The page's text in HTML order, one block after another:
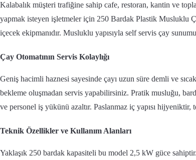
Kalabalık müşteri trafiğine sahip cafe, restoran, kantin ve
yapmak isteyen işletmeler için 250 Bardak Plastik Musluklu
içecek ekipmanıdır. Musluklu yapısıyla self servis çay
Çay Otomatının Servis Kolaylığı
Geniş hacimli haznesi sayesinde çayı uzun süre demli ve
bekleme oluşmadan servis yapabilirsiniz. Pratik musluğu,
ve personel iş yükünü azaltır. Paslanmaz iç yapısı hijyeniktir,
Teknik Özellikler ve Kullanım Alanları
Yaklaşık 250 bardak kapasiteli bu model 2,5 kW güce